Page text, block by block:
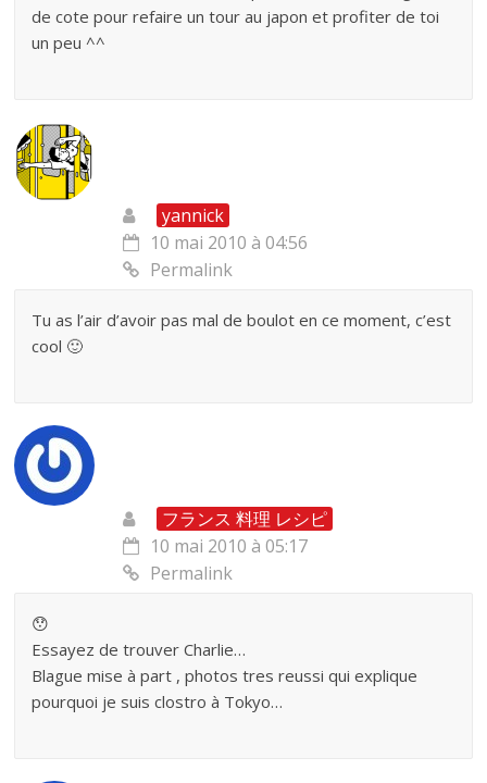
de cote pour refaire un tour au japon et profiter de toi
un peu ^^
yannick
10 mai 2010 à 04:56
Permalink
Tu as l’air d’avoir pas mal de boulot en ce moment, c’est
cool 🙂
フランス 料理 レシピ
10 mai 2010 à 05:17
Permalink
😯
Essayez de trouver Charlie…
Blague mise à part , photos tres reussi qui explique
pourquoi je suis clostro à Tokyo…